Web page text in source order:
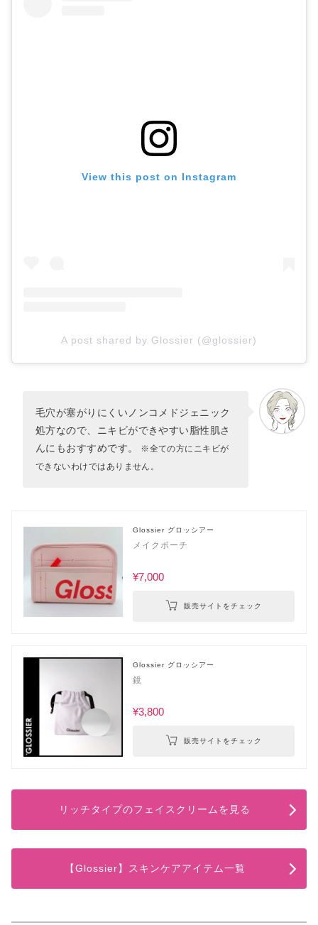
View this post on Instagram
A post shared by Glossier (@glossier)
毛穴が塞がりにくいノンコメドジェニック
処方なので、ニキビができやすい脂性肌さ
んにもおすすめです。
※全ての方にニキビが
できないわけではありません。
Glossier グロッシアー
メイクポーチ
¥7,000
販売サイトをチェック
Glossier グロッシアー
鏡
¥3,800
販売サイトをチェック
リッチタイプのフェイスクリームを見る
【Glossier】スキンケアアイテム一覧